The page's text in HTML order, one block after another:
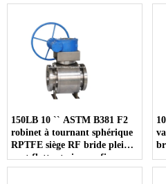
commande à bille
150LB 10 `` ASTM B381 F2
robinet à tournant sphérique
RPTFE siège RF bride plein
port flottant vis sans fin roue
à main boule